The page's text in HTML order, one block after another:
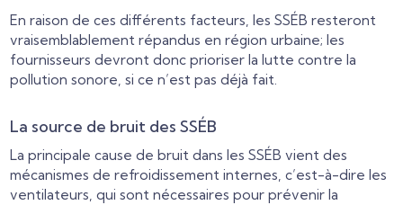
En raison de ces différents facteurs, les SSÉB resteront
vraisemblablement répandus en région urbaine; les
fournisseurs devront donc prioriser la lutte contre la
pollution sonore, si ce n’est pas déjà fait.
La source de bruit des SSÉB
La principale cause de bruit dans les SSÉB vient des
mécanismes de refroidissement internes, c’est-à-dire les
ventilateurs, qui sont nécessaires pour prévenir la